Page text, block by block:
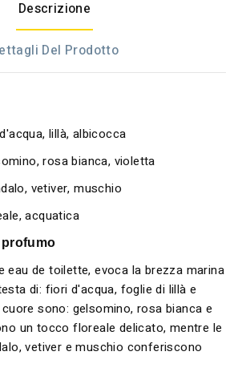
Descrizione
Del Prodotto
lillà, albicocca
rosa bianca, violetta
vetiver, muschio
acquatica
eau de toilette, evoca la brezza marina
di: fiori d'acqua, foglie di lillà e
sono: gelsomino, rosa bianca e
un tocco floreale delicato, mentre le
vetiver e muschio conferiscono